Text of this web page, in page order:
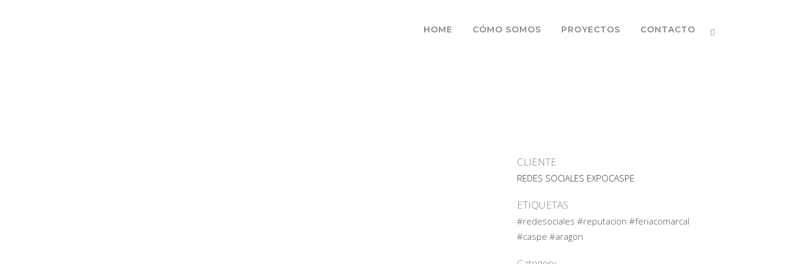
HOME CÓMO SOMOS PROYECTOS CONTACTO
CLIENTE
REDES SOCIALES EXPOCASPE
ETIQUETAS
#redesociales #reputacion #feriacomarcal
#caspe #aragon